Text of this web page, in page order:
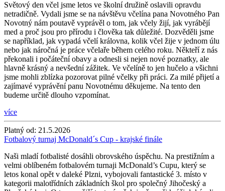
Světový den včel jsme letos ve školní družině oslavili opravdu
netradičně. Vydali jsme se na návštěvu včelína pana Novotného Pan
Novotný nám poutavě vyprávěl o tom, jak včely žijí, jak vyrábějí
med a proč jsou pro přírodu i člověka tak důležité. Dozvěděli jsme
se například, jak vypadá včelí královna, kolik včel žije v jednom úlu
nebo jak náročná je práce včelaře během celého roku. Někteří z nás
překonali i počáteční obavy a odnesli si nejen nové poznatky, ale
hlavně krásný a nevšední zážitek. Ve včelíně to jen hučelo a všichni
jsme mohli zblízka pozorovat pilné včelky při práci. Za milé přijetí a
zajímavé vyprávění panu Novotnému děkujeme. Na tento den
budeme určitě dlouho vzpomínat.
více
Platný od: 21.5.2026
Fotbalový turnaj McDonald´s Cup - krajské finále
Naši mladí fotbalisté dosáhli obrovského úspěchu. Na prestižním a
velmi oblíbeném fotbalovém turnaji McDonald’s Cupu, který se
letos konal opět v daleké Plzni, vybojovali fantastické 3. místo v
kategorii malotřídních základních škol pro společný Jihočeský a